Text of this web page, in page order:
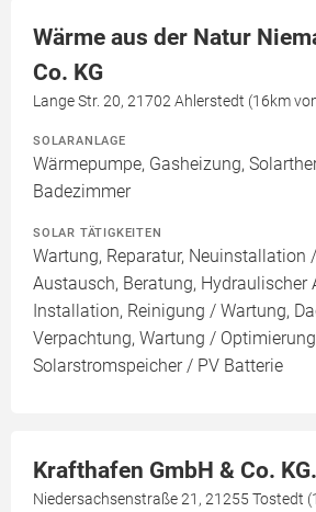
Wärme aus der Natur
Co. KG
Lange Str. 20, 21702 Ahlerstedt (16km
SOLARANLAGE
Wärmepumpe, Gasheizung,
Badezimmer
SOLAR TÄTIGKEITEN
Wartung, Reparatur, Neuinstallation
Austausch, Beratung, Hydraulischer
Installation, Reinigung / Wartung,
Verpachtung, Wartung /
Solarstromspeicher / PV Batterie
Krafthafen GmbH & Co. KG.
Niedersachsenstraße 21, 21255 Tostedt